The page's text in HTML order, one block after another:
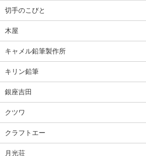
切手のこびと
木屋
キャメル鉛筆製作所
キリン鉛筆
銀座吉田
クツワ
クラフトエー
月光荘